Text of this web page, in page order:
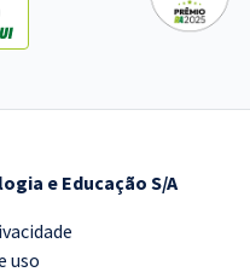
e Educação S/A
uso